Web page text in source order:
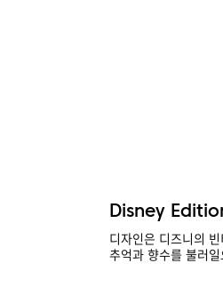
Disney
디자인은 디즈니의
추억과 향수를 불러